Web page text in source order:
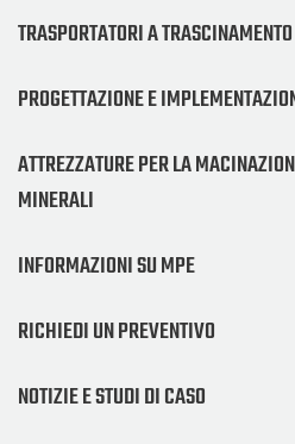
TRASPORTATORI A
PROGETTAZIONE E
ATTREZZATURE PER LA
MINERALI
INFORMAZIONI SU MPE
RICHIEDI UN PREVENTIVO
NOTIZIE E STUDI DI CASO